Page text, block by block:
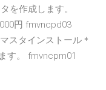
を作成します。
円 fmvncpd03
スタインストール＊
す。 fmvncpm01